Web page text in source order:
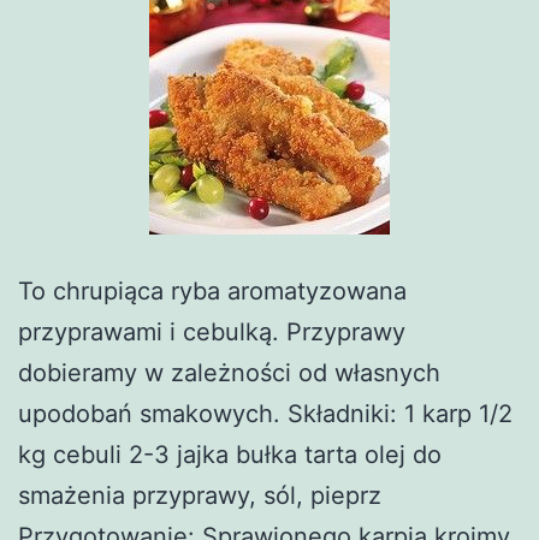
To chrupiąca ryba aromatyzowana
przyprawami i cebulką. Przyprawy
dobieramy w zależności od własnych
upodobań smakowych. Składniki: 1 karp 1/2
kg cebuli 2-3 jajka bułka tarta olej do
smażenia przyprawy, sól, pieprz